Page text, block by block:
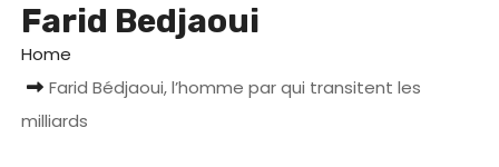
Farid Bedjaoui
Home
Farid Bédjaoui, l’homme par qui transitent les
milliards